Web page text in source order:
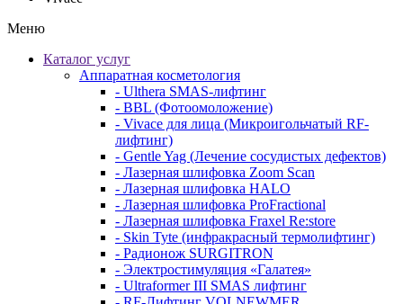
Меню
Каталог услуг
Аппаратная косметология
- Ulthera SMAS-лифтинг
- BBL (Фотоомоложение)
- Vivace для лица (Микроигольчатый RF-
лифтинг)
- Gentle Yag (Лечение сосудистых дефектов)
- Лазерная шлифовка Zoom Scan
- Лазерная шлифовка HALO
- Лазерная шлифовка ProFractional
- Лазерная шлифовка Fraxel Re:store
- Skin Tyte (инфракрасный термолифтинг)
- Радионож SURGITRON
- Электростимуляция «Галатея»
- Ultraformer III SMAS лифтинг